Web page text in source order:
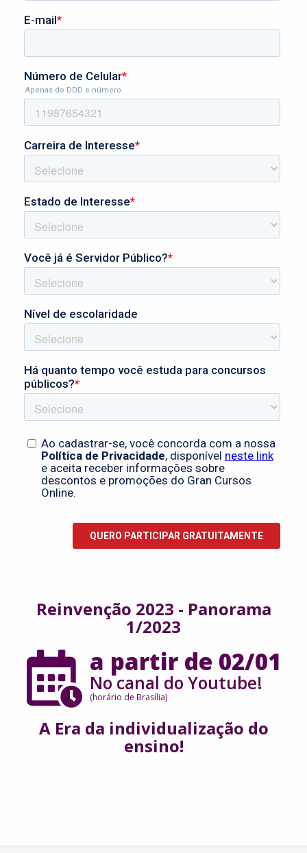
Reinvenção 2023 - Panorama
1/2023
a partir de 02/01
No canal do Youtube!
(horário de Brasília)
A Era da individualização do
ensino!